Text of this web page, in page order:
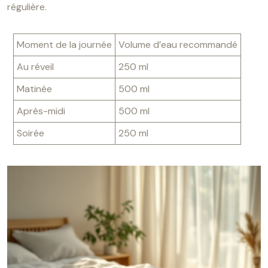
régulière.
Moment de la journée Volume d’eau recommandé
Au réveil
250 ml
Matinée
500 ml
Après-midi
500 ml
Soirée
250 ml